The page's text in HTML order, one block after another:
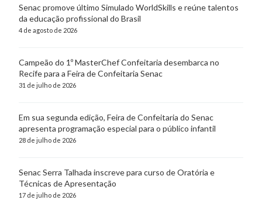
Senac promove último Simulado WorldSkills e reúne talentos
da educação profissional do Brasil
4 de agosto de 2026
Campeão do 1º MasterChef Confeitaria desembarca no
Recife para a Feira de Confeitaria Senac
31 de julho de 2026
Em sua segunda edição, Feira de Confeitaria do Senac
apresenta programação especial para o público infantil
28 de julho de 2026
Senac Serra Talhada inscreve para curso de Oratória e
Técnicas de Apresentação
17 de julho de 2026